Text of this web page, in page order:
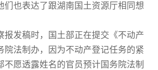
们也表达了跟湖南国土资源厅相同想
报发稿时，国土部正在提交《不动产
院法制办，因为不动产登记任务的紧
不愿透露姓名的官员预计国务院法制